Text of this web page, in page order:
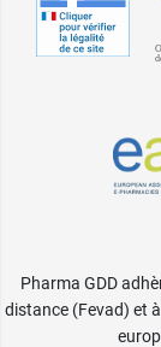
Pharma GDD
distance (Fevad) et